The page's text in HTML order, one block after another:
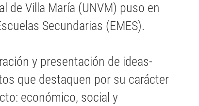
de Villa María (UNVM) puso en
Secundarias (EMES).
y presentación de ideas-
que destaquen por su carácter
económico, social y